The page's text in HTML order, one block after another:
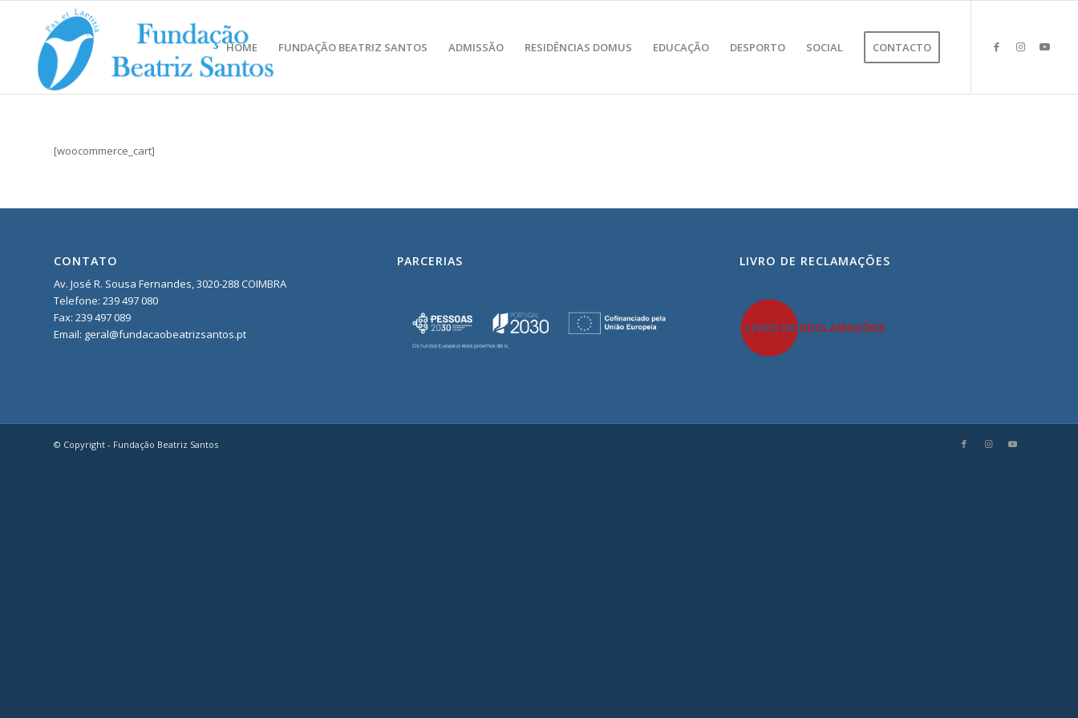
HOME FUNDAÇÃO BEATRIZ SANTOS ADMISSÃO RESIDÊNCIAS DOMUS EDUCAÇÃO DESPORTO SOCIAL CONTACTO
[woocommerce_cart]
CONTATO
Av. José R. Sousa Fernandes, 3020-288 COIMBRA
Telefone: 239 497 080
Fax: 239 497 089
Email: geral@fundacaobeatrizsantos.pt
PARCERIAS LIVRO DE RECLAMAÇÕES
© Copyright - Fundação Beatriz Santos